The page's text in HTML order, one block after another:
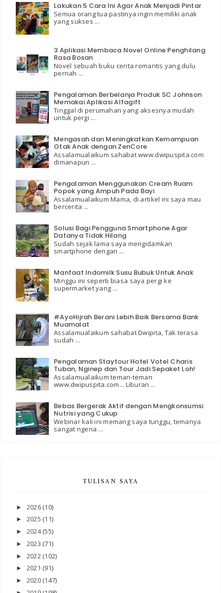
Lakukan 5 Cara Ini Agar Anak Menjadi Pintar
Semua orang tua pastinya ingin memiliki anak
yang sukses ...
3 Aplikasi Membaca Novel Online Penghilang
Rasa Bosan
Novel sebuah buku cerita romantis yang dulu
pernah ...
Pengalaman Berbelanja Produk SC Johnson
Memakai Aplikasi Alfagift
Tinggal di perumahan yang aksesnya mudah
untuk pergi ...
Mengasah dan Meningkatkan Kemampuan
Otak Anak dengan ZenCore
Assalamualaikum sahabat www.dwipuspita.com
dimanapun ...
Pengalaman Menggunakan Cream Ruam
Popok yang Ampuh Pada Bayi
Assalamualaikum Mama, di artikel ini saya mau
bercerita ...
Solusi Bagi Pengguna Smartphone Agar
Datanya Tidak Hilang
Sudah sejak lama saya mengidamkan
smartphone dengan ...
Manfaat Indomilk Susu Bubuk Untuk Anak
Minggu ini seperti biasa saya pergi ke
supermarket yang ...
#AyoHijrah Berani Lebih Baik Bersama Bank
Muamalat
Assalamualaikum sahabat Dwipita, Tak terasa
sudah ...
Pengalaman Staytour Hotel Votel Charis
Tuban, Nginep dan Tour Jadi Sepaket Loh!
Assalamualaikum teman-teman
www.dwipuspita.com... Liburan ...
Bebas Bergerak Aktif dengan Mengkonsumsi
Nutrisi yang Cukup
Webinar kali ini memang saya tunggu, temanya
sangat ngena ...
TULISAN SAYA
► 2026 (10)
► 2025 (11)
► 2024(55)
► 2023 (71)
► 2022 (102)
► 2021 (91)
► 2020 (147)